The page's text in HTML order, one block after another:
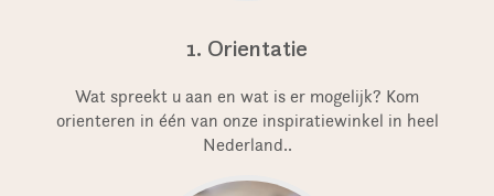
1. Orientatie
Wat spreekt u aan en wat is er mogelijk? Kom
orienteren in één van onze inspiratiewinkel in heel
Nederland..